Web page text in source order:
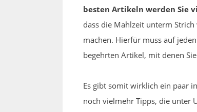
besten Artikeln werden Sie
dass die Mahlzeit unterm
machen. Hierfür muss auf
begehrten Artikel, mit denen
Es gibt somit wirklich ein paar
noch vielmehr Tipps, die unter